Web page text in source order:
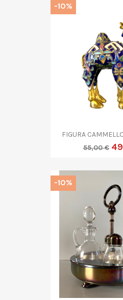
FIGURA
55,00 €
-10%
-10%